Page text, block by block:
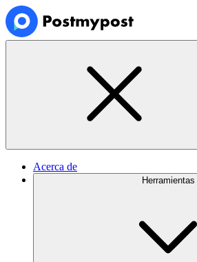
Acerca de
Herramientas